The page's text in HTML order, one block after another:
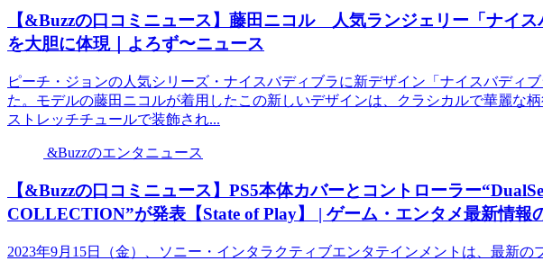
【&Buzzの口コミニュース】藤田ニコル 人気ランジェリー「ナイ
を大胆に体現｜よろず〜ニュース
ピーチ・ジョンの人気シリーズ・ナイスバディブラに新デザイン「ナイスバディ
た。モデルの藤田ニコルが着用したこの新しいデザインは、クラシカルで華麗な
ストレッチチュールで装飾され...
&Buzzのエンタニュース
【&Buzzの口コミニュース】PS5本体カバーとコントローラー
COLLECTION”が発表【State of Play】 | ゲーム・エンタメ最新情報
2023年9月15日（金）、ソニー・インタラクティブエンタテインメントは、最新の